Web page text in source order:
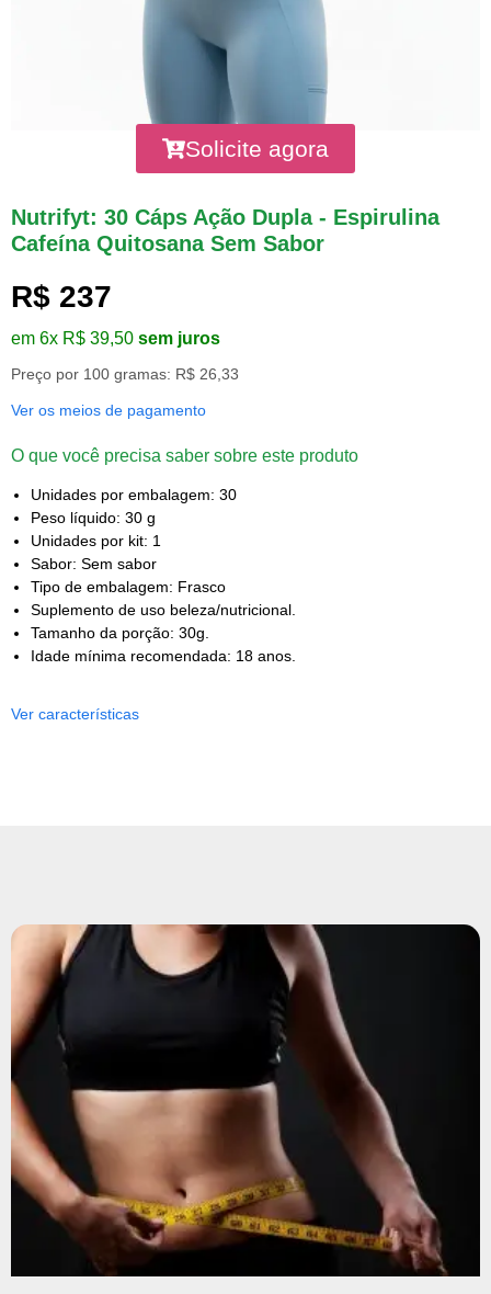
Solicite agora
Nutrifyt: 30 Cáps Ação Dupla - Espirulina
Cafeína Quitosana Sem Sabor
R$ 237
em 6x R$ 39,50 sem juros
Preço por 100 gramas: R$ 26,33
Ver os meios de pagamento
O que você precisa saber sobre este produto
Unidades por embalagem: 30
Peso líquido: 30 g
Unidades por kit: 1
Sabor: Sem sabor
Tipo de embalagem: Frasco
Suplemento de uso beleza/nutricional.
Tamanho da porção: 30g.
Idade mínima recomendada: 18 anos.
Ver características